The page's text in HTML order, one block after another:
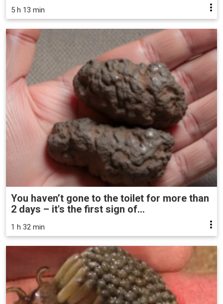
5 h 13 min
You haven’t gone to the toilet for more than
2 days – it's the first sign of...
1 h 32 min